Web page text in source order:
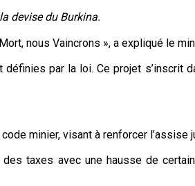
devise du Burkina.
nous Vaincrons », a expliqué le
par la loi. Ce projet
minier, visant à renforcer l’assise
taxes avec une hausse de